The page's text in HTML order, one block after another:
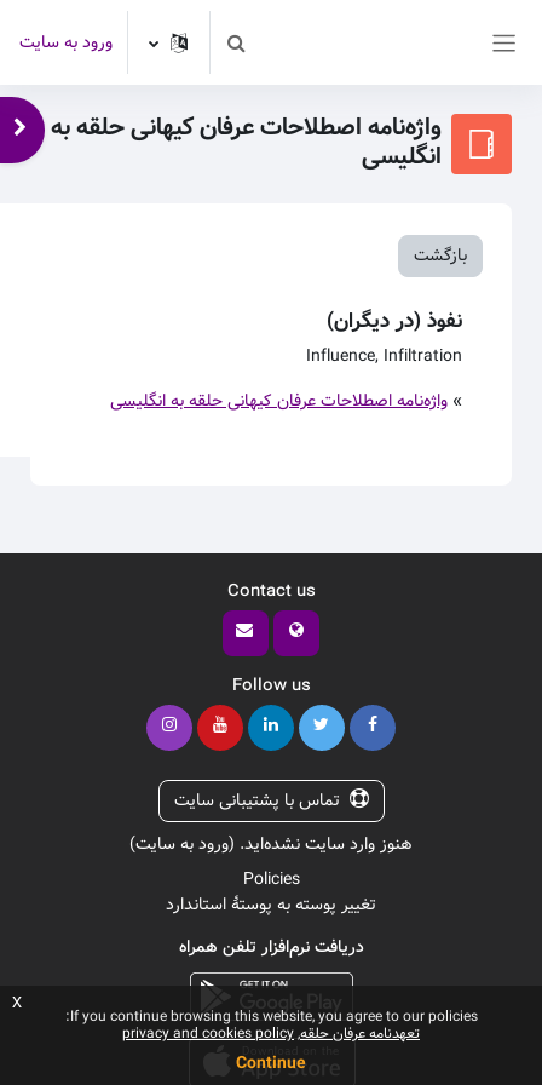
Toggle search inputورود به سایت
واژه‌نامه اصطلاحات عرفان کیهانی حلقه به
انگلیسی
بازگشت
نفوذ (در دیگران)
Influence, Infiltration
» واژه‌نامه اصطلاحات عرفان کیهانی حلقه به انگلیسی
Contact us
Follow us
تماس با پشتیبانی سایت
هنوز وارد سایت نشده‌اید. (ورود به سایت)
Policies
تغییر پوسته به پوستهٔ استاندارد
دریافت نرم‌افزار تلفن همراه
If you continue browsing this website, you agree to our policies:
تعهدنامه عرفان حلقه privacy and cookies policy
Continue
x